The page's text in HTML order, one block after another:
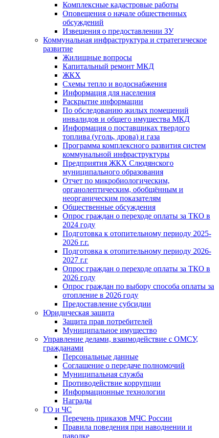
Комплексные кадастровые работы
Оповещения о начале общественных
обсуждений
Извещения о предоставлении ЗУ
Коммунальная инфраструктура и стратегическое
развитие
Жилищные вопросы
Капитальный ремонт МКД
ЖКХ
Схемы тепло и водоснабжения
Информация для населения
Раскрытие информации
По обследованию жилых помещений
инвалидов и общего имущества МКД
Информация о поставщиках твердого
топлива (уголь, дрова) и газа
Программа комплексного развития систем
коммунальной инфраструктуры
Предприятия ЖКХ Слюдянского
муниципального образования
Отчет по микробиологическим,
органолептическим, обобщённым и
неорганическим показателям
Общественные обсуждения
Опрос граждан о переходе оплаты за ТКО в
2024 году
Подготовка к отопительному периоду 2025-
2026 г.г.
Подготовка к отопительному периоду 2026-
2027 г.г
Опрос граждан о переходе оплаты за ТКО в
2026 году
Опрос граждан по выбору способа оплаты за
отопление в 2026 году
Предоставление субсидии
Юридическая защита
Защита прав потребителей
Муниципальное имущество
Управление делами, взаимодействие с ОМСУ,
гражданами
Персональные данные
Соглашение о передаче полномочий
Муниципальная служба
Противодействие коррупции
Информационные технологии
Награды
ГО и ЧС
Перечень приказов МЧС России
Правила поведения при наводнении и
паводке